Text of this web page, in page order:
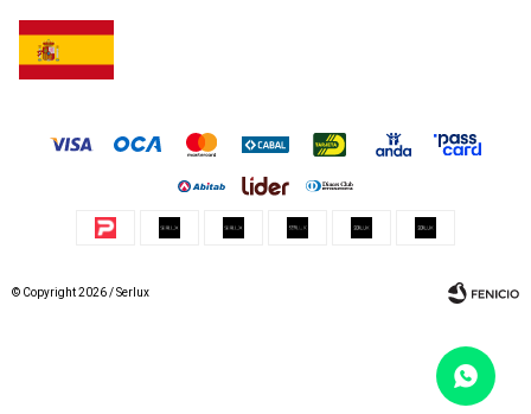
© Copyright 2026 / Serlux